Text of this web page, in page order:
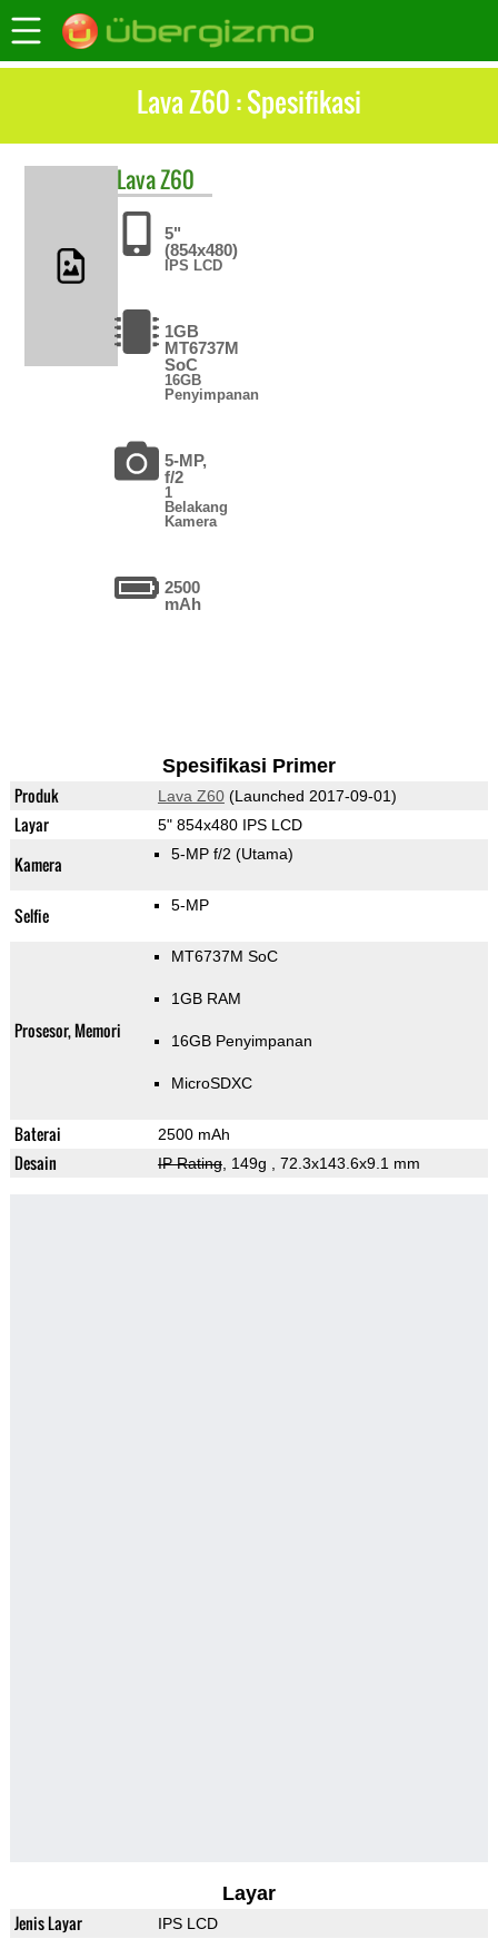
Lava Z60 : Spesifikasi
LavaZ60
5"
(854x480)
IPS LCD
1GB
MT6737M
SoC
16GB
Penyimpanan
5-MP,
f/2
1
Belakang
Kamera
2500
mAh
Spesifikasi Primer
Produk Lava Z60(Launched 2017-09-01)
Layar 5" 854x480 IPS LCD
Kamera 5-MP f/2 (Utama)
Selfie 5-MP
Prosesor, Memori
MT6737M SoC
1GB RAM
16GB Penyimpanan
MicroSDXC
Baterai 2500 mAh
Desain IP Rating, 149g , 72.3x143.6x9.1 mm
Layar
Jenis Layar IPS LCD